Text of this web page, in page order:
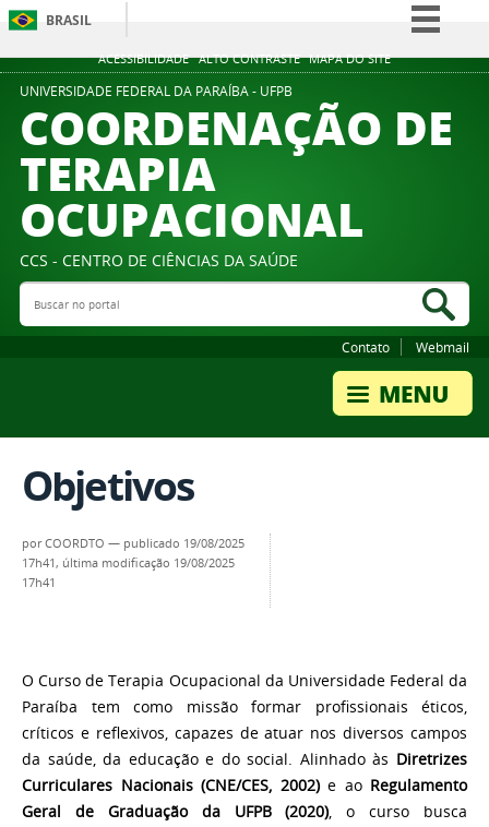
ACESSIBILIDADE ALTO CONTRASTE MAPA DO SITE
BRASIL
Simplifique!
Participe
Acesso à informação
Canais
UNIVERSIDADE FEDERAL DA PARAÍBA - UFPB
COORDENAÇÃO DE
TERAPIA
OCUPACIONAL
CCS - CENTRO DE CIÊNCIAS DA SAÚDE
Buscar no portal
Contato Webmail
Objetivos
porCOORDTO — publicado 19/08/2025
17h41, última modificação 19/08/2025
17h41
O Curso de Terapia Ocupacional da Universidade Federal da
Paraíba tem como missão formar profissionais éticos,
críticos e reflexivos, capazes de atuar nos diversos campos
da saúde, da educação e do social. Alinhado às Diretrizes
Curriculares Nacionais (CNE/CES, 2002)e ao Regulamento
Geral de Graduação da UFPB (2020), o curso busca